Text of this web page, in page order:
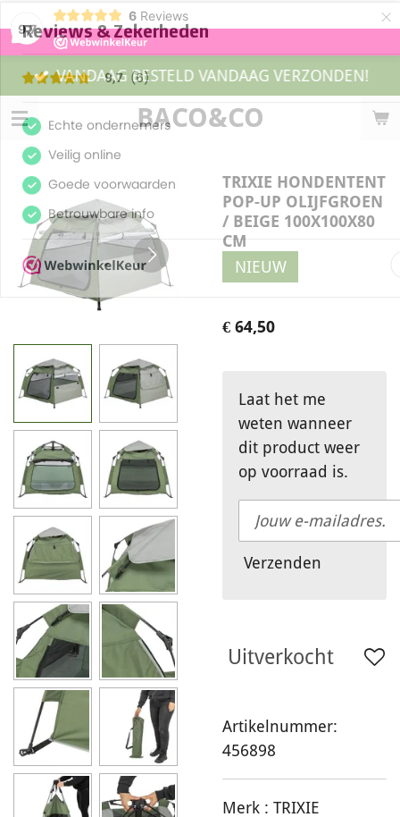
9,7
6 Reviews ×
BACO&CO
VANDAAG BESTELD VANDAAG VERZONDEN!
TRIXIE HONDENTENT
POP-UP OLIJFGROEN
/ BEIGE 100X100X80
CM
NIEUW
€ 64,50
Laat het me
weten wanneer
dit product weer
op voorraad is.
Verzenden
Uitverkocht
Artikelnummer:
456898
Merk : TRIXIE